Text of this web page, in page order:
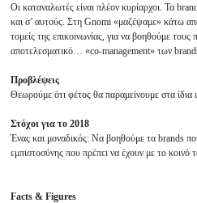
Οι καταναλωτές είναι πλέον κυρίαρχοι. Τα
και σ’ αυτούς. Στη Gnomi «μαζέψαμε» κάτω
τομείς της επικοινωνίας, για να βοηθούμε
αποτελεσματικό… «co-management» των
Προβλέψεις
Θεωρούμε ότι φέτος θα παραμείνουμε στα ίδια
Στόχοι για το 2018
Ένας και μοναδικός: Να βοηθούμε τα brands
εμπιστοσύνης που πρέπει να έχουν με το κοινό
Facts & Figures